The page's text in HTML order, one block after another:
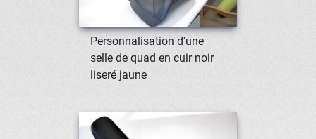
Personnalisation d'une
selle de quad en cuir noir
liseré jaune